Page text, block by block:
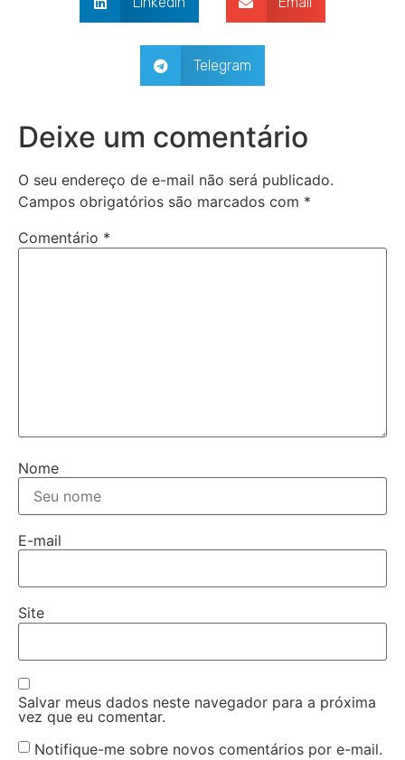
Telegram
Deixe um comentário
O seu endereço de e-mail não será publicado.
Campos obrigatórios são marcados com *
Comentário *
Nome
E-mail
Site
Salvar meus dados neste navegador para a próxima
vez que eu comentar.
Notifique-me sobre novos comentários por e-mail.